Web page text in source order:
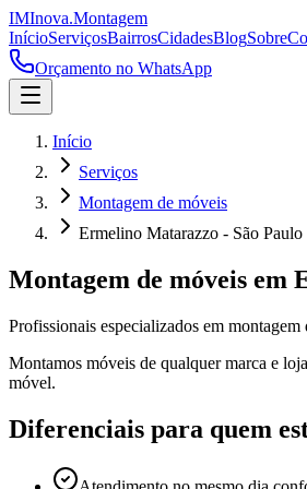
IMInova.Montagem
InícioServiçosBairrosCidadesBlogSobre
Orçamento no WhatsApp
Início
Serviços
Montagem de móveis
Ermelino Matarazzo - São Paulo
Montagem de móveis em
Profissionais especializados em montagem
Montamos móveis de qualquer marca e
móvel.
Diferenciais para quem